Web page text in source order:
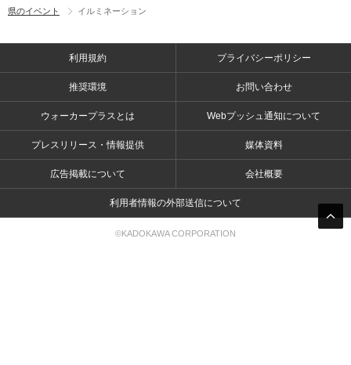
県のイベント
イルミネーション
利用規約 プライバシーポリシー
推奨環境 お問い合わせ
ウォーカープラスとは Webプッシュ通知について
プレスリリース・情報提供 媒体資料
広告掲載について 会社概要
利用者情報の外部送信について
©KADOKAWA CORPORATION